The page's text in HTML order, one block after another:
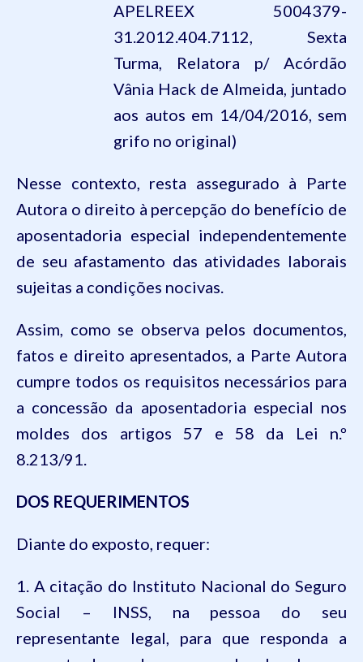
APELREEX 5004379-
31.2012.404.7112, Sexta
Turma, Relatora p/ Acórdão
Vânia Hack de Almeida, juntado
aos autos em 14/04/2016, sem
grifo no original)
Nesse contexto, resta assegurado à Parte
Autora o direito à percepção do benefício de
aposentadoria especial independentemente
de seu afastamento das atividades laborais
sujeitas a condições nocivas.
Assim, como se observa pelos documentos,
fatos e direito apresentados, a Parte Autora
cumpre todos os requisitos necessários para
a concessão da aposentadoria especial nos
moldes dos artigos 57 e 58 da Lei n.º
8.213/91.
DOS REQUERIMENTOS
Diante do exposto, requer:
1. A citação do Instituto Nacional do Seguro
Social – INSS, na pessoa do seu
representante legal, para que responda a